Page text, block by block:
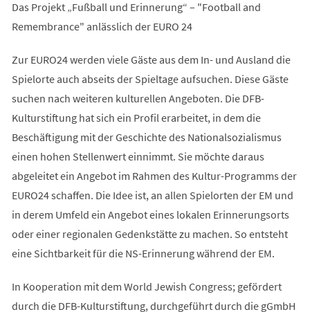
Das Projekt „Fußball und Erinnerung“ – "Football and
Remembrance" anlässlich der EURO 24
Zur EURO24 werden viele Gäste aus dem In- und Ausland die
Spielorte auch abseits der Spieltage aufsuchen. Diese Gäste
suchen nach weiteren kulturellen Angeboten. Die DFB-
Kulturstiftung hat sich ein Profil erarbeitet, in dem die
Beschäftigung mit der Geschichte des Nationalsozialismus
einen hohen Stellenwert einnimmt. Sie möchte daraus
abgeleitet ein Angebot im Rahmen des Kultur-Programms der
EURO24 schaffen. Die Idee ist, an allen Spielorten der EM und
in derem Umfeld ein Angebot eines lokalen Erinnerungsorts
oder einer regionalen Gedenkstätte zu machen. So entsteht
eine Sichtbarkeit für die NS-Erinnerung während der EM.
In Kooperation mit dem World Jewish Congress; gefördert
durch die DFB-Kulturstiftung, durchgeführt durch die gGmbH